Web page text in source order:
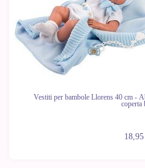
Vestiti per bambole Llorens 40 cm -
coperta